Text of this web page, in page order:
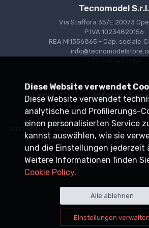
Tecnomodel S.r.l.
Via Staffora 35/E 20073
P.IVA 10234820156
REA MI1356865 - Cap. sociale
Legal
Privacy
Cookies
Verkaufsbedingungen
Versand
Verkaufsstellen
Diese Website verwendet
Diese Website verwendet
analytische und Profilierungs-
einen personalisierten Service
kannst auswählen, wie sie
und die Einstellungen jederzeit
Weitere Informationen finden
Cookie Policy.
Alle ablehnen
Einstellungen verwalten